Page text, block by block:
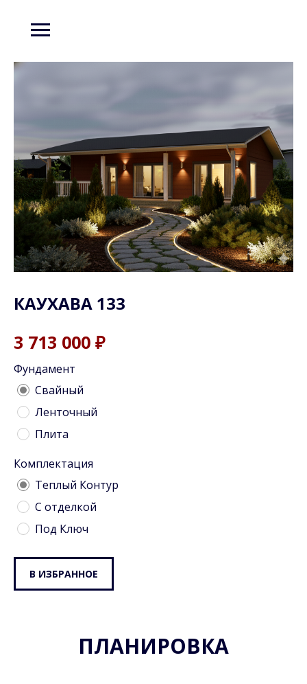
КАУХАВА 133
3 713 000 ₽
Фундамент
Cвайный
Ленточный
Плита
Комплектация
Теплый Контур
С отделкой
Под Ключ
В ИЗБРАННОЕ
ПЛАНИРОВКА